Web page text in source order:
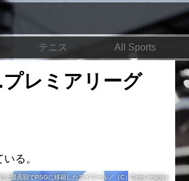
テニス All Sports
レミアリーグ
る。
史上最高額でPSGに移籍したネイマール／（C）Getty Images